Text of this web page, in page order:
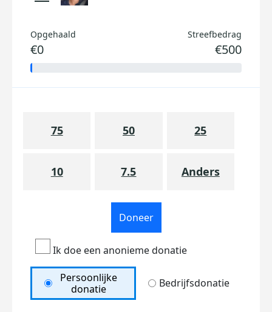
Opgehaald
€0
Streefbedrag
€500
75 50 25
10 7.5 Anders
Doneer
Ik doe een anonieme donatie
Persoonlijke
donatie
Bedrijfsdonatie